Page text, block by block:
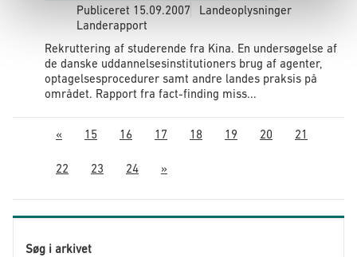
Publiceret 15.09.2007
Landeoplysninger
Landerapport
Rekruttering af studerende fra Kina. En undersøgelse af
de danske uddannelsesinstitutioners brug af agenter,
optagelsesprocedurer samt andre landes praksis på
området. Rapport fra fact-finding miss...
« 15 16 17 18 19 20 21
22 23 24 »
Søg i arkivet